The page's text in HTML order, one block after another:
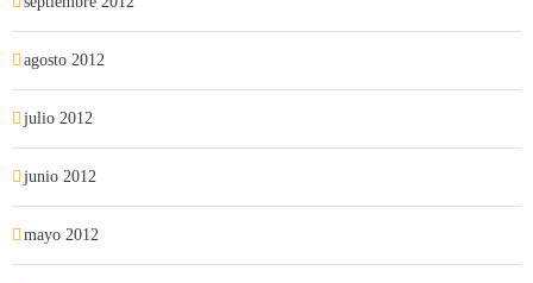
agosto 2012
julio 2012
junio 2012
mayo 2012